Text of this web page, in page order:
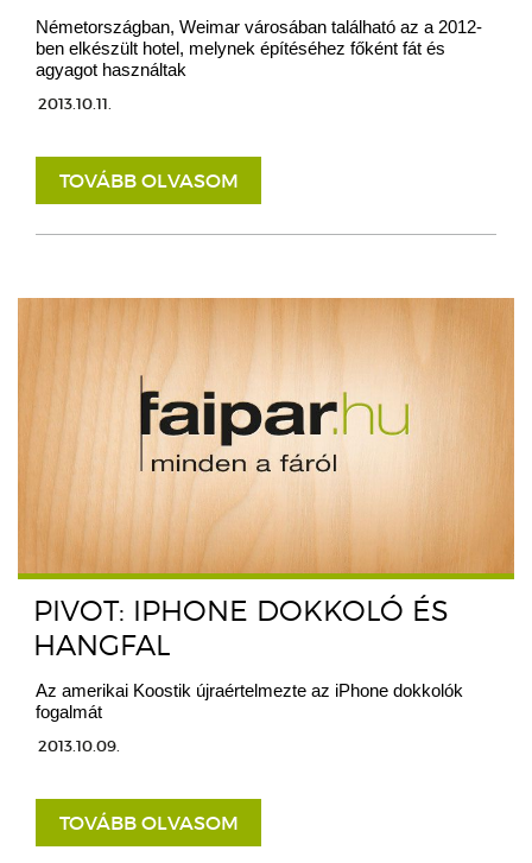
Németországban, Weimar városában található az a 2012-
ben elkészült hotel, melynek építéséhez főként fát és
agyagot használtak
2013.10.11.
TOVÁBB OLVASOM
PIVOT: IPHONE DOKKOLÓ ÉS
HANGFAL
Az amerikai Koostik újraértelmezte az iPhone dokkolók
fogalmát
2013.10.09.
TOVÁBB OLVASOM